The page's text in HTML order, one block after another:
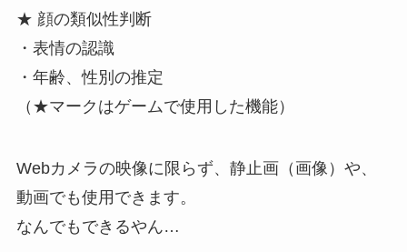
★ 顔の類似性判断
・表情の認識
・年齢、性別の推定
（★マークはゲームで使用した機能）
Webカメラの映像に限らず、静止画（画像）や、
動画でも使用できます。
なんでもできるやん…